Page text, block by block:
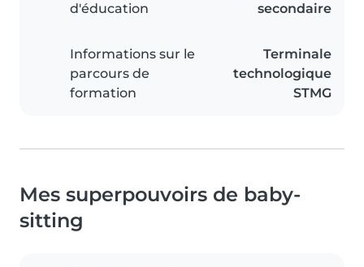
d'éducation
secondaire
Informations sur le
parcours de
formation
Terminale
technologique
STMG
Mes superpouvoirs de baby-
sitting